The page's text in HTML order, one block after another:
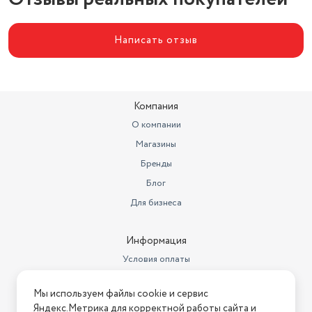
Максимальная нагрузка
до 15 кг
Длина
Написать отзыв
Компания
О компании
Магазины
Бренды
Блог
Для бизнеса
Информация
Условия оплаты
Условия возврата
Мы используем файлы cookie и сервис
Яндекс.Метрика для корректной работы сайта и